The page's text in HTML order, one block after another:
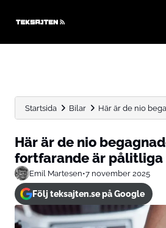
Startsida Bilar Här är de nio
Här är de nio
fortfarande är pålitliga
Emil Martesen•7 november 2025
Följ teksajten.se på Google